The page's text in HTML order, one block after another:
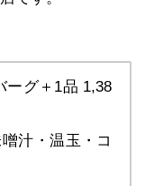
ーグ＋1品 1,38
噌汁・温玉・コ